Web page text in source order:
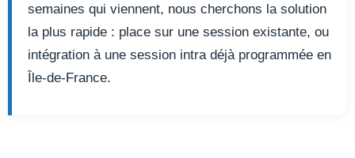
semaines qui viennent, nous cherchons la solution
la plus rapide : place sur une session existante, ou
intégration à une session intra déjà programmée en
Île-de-France.